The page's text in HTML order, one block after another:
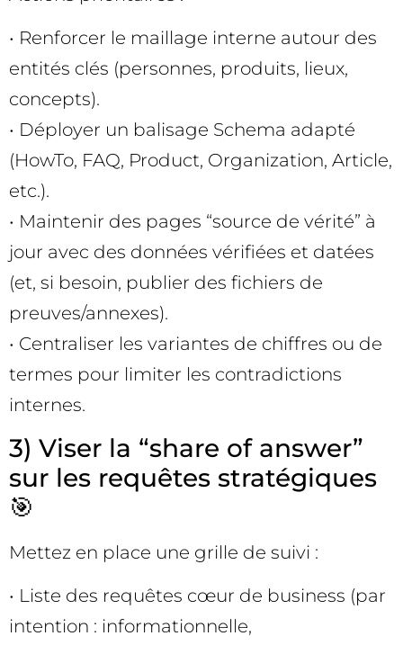
• Renforcer le maillage interne autour des
entités clés (personnes, produits, lieux,
concepts).
• Déployer un balisage Schema adapté
(HowTo, FAQ, Product, Organization, Article,
etc.).
• Maintenir des pages “source de vérité” à
jour avec des données vérifiées et datées
(et, si besoin, publier des fichiers de
preuves/annexes).
• Centraliser les variantes de chiffres ou de
termes pour limiter les contradictions
internes.
3) Viser la “share of answer”
sur les requêtes stratégiques
🎯
Mettez en place une grille de suivi :
• Liste des requêtes cœur de business (par
intention : informationnelle,